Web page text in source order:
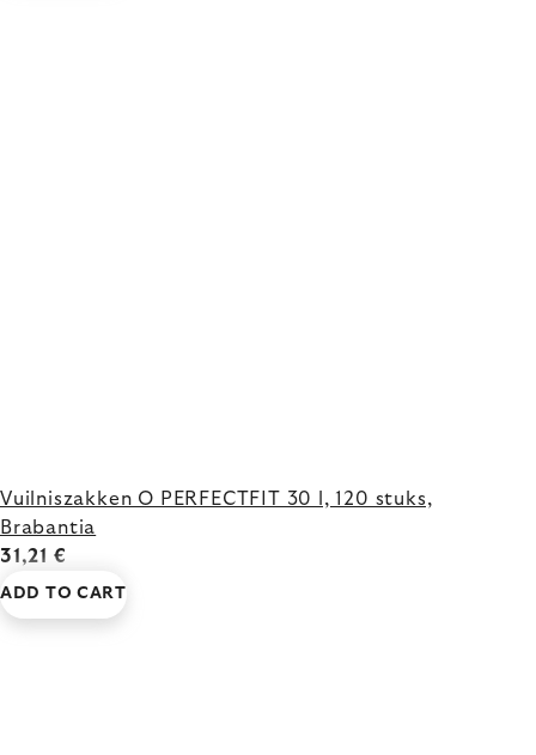
Vuilniszakken O PERFECTFIT 30 l, 120 stuks,
Brabantia
31,21 €
ADD TO CART